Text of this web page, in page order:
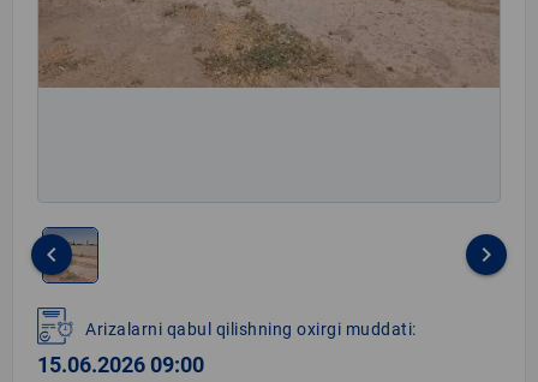
1
of
1
keyboard_arrow_left keyboard_arrow_right
Arizalarni qabul qilishning oxirgi muddati:
15.06.2026 09:00